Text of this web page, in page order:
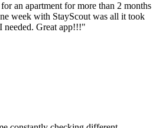
an apartment for more than 2 months
week with StayScout was all it took
needed. Great app!!!"